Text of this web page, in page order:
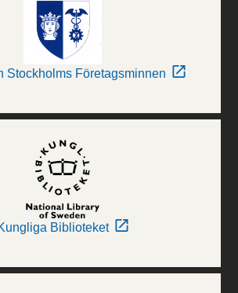
Stockholms Företagsminnen
Biblioteket